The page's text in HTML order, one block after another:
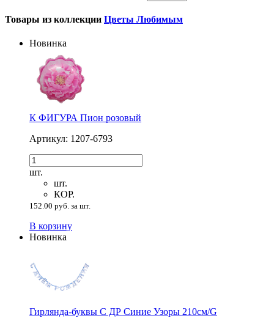
Товары из коллекции Цветы Любимым
Новинка
К ФИГУРА Пион розовый
Артикул: 1207-6793
шт.
шт.
КОР.
152.00 руб. за шт.
В корзину
Новинка
Гирлянда-буквы С ДР Синие Узоры 210см/G